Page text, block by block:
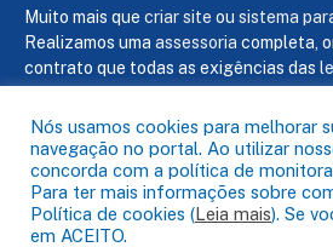
Muito mais que criar site ou sistema
Realizamos uma assessoria completa,
contrato que todas as exigências das
Conheça oPNTPe oRadar da
Nós usamos cookies para melhorar
navegação no portal. Ao utilizar
concorda com a política de
Para ter mais informações sobre
Política de cookies (Leia mais). Se
em ACEITO.